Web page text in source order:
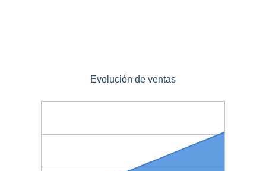
Evolución de ventas